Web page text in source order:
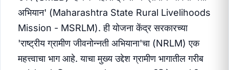
अभियान' (Maharashtra State Rural Livelihoods
Mission - MSRLM). ही योजना केंद्र सरकारच्या
'राष्ट्रीय ग्रामीण जीवनोन्नती अभियाना'चा (NRLM) एक
महत्त्वाचा भाग आहे. याचा मुख्य उद्देश ग्रामीण भागातील गरीब